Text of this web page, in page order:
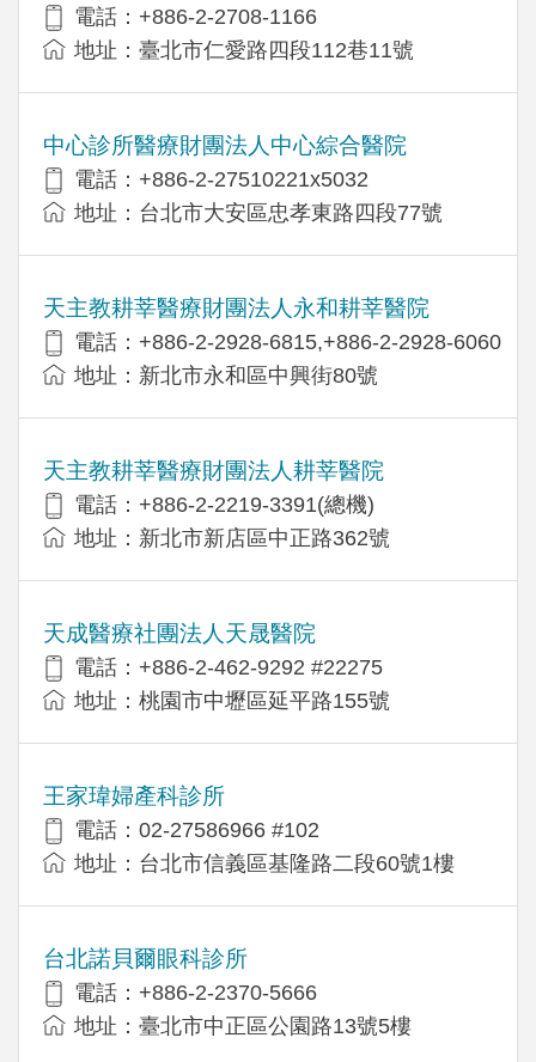
電話：+886-2-2708-1166
地址：臺北市仁愛路四段112巷11號
中心診所醫療財團法人中心綜合醫院
電話：+886-2-27510221x5032
地址：台北市大安區忠孝東路四段77號
天主教耕莘醫療財團法人永和耕莘醫院
電話：+886-2-2928-6815,+886-2-2928-6060
地址：新北市永和區中興街80號
天主教耕莘醫療財團法人耕莘醫院
電話：+886-2-2219-3391(總機)
地址：新北市新店區中正路362號
天成醫療社團法人天晟醫院
電話：+886-2-462-9292 #22275
地址：桃園市中壢區延平路155號
王家瑋婦產科診所
電話：02-27586966 #102
地址：台北市信義區基隆路二段60號1樓
台北諾貝爾眼科診所
電話：+886-2-2370-5666
地址：臺北市中正區公園路13號5樓